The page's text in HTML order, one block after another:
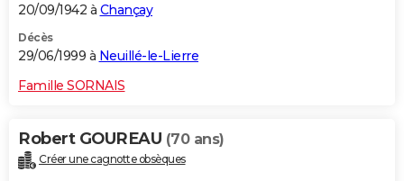
20/09/1942 à Chançay
Décès
29/06/1999 à Neuillé-le-Lierre
Famille SORNAIS
Robert GOUREAU (70 ans)
Créer une cagnotte obsèques